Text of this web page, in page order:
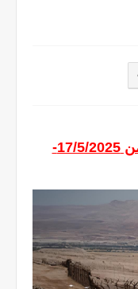
تقرير الاستيطان الأسبوعي من 17/5/2025-